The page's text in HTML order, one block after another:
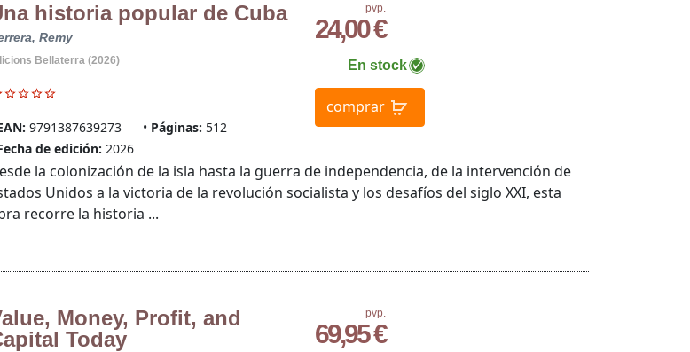
historia popular de Cuba
Remy
Bellaterra (2026)
9791387639273 Páginas: 512
de edición: 2026
pvp.
24,00 €
En stock
comprar
la colonización de la isla hasta la guerra de independencia, de la intervención de
Unidos a la victoria de la revolución socialista y los desafíos del siglo XXI, esta
recorre la historia ...
Money, Profit, and
Today
pvp.
69,95 €